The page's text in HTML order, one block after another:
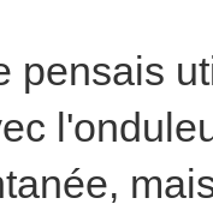
pensais